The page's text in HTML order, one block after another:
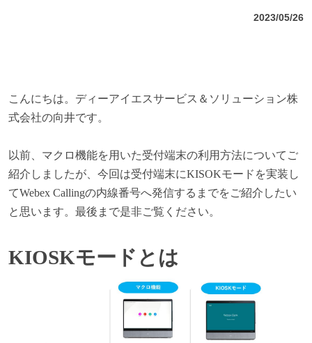
2023/05/26
こんにちは。ディーアイエスサービス＆ソリューション株
式会社の向井です。
以前、マクロ機能を用いた受付端末の利用方法についてご
紹介しましたが、今回は受付端末にKISOKモードを実装し
てWebex Callingの内線番号へ発信するまでをご紹介したい
と思います。最後まで是非ご覧ください。
KIOSKモードとは